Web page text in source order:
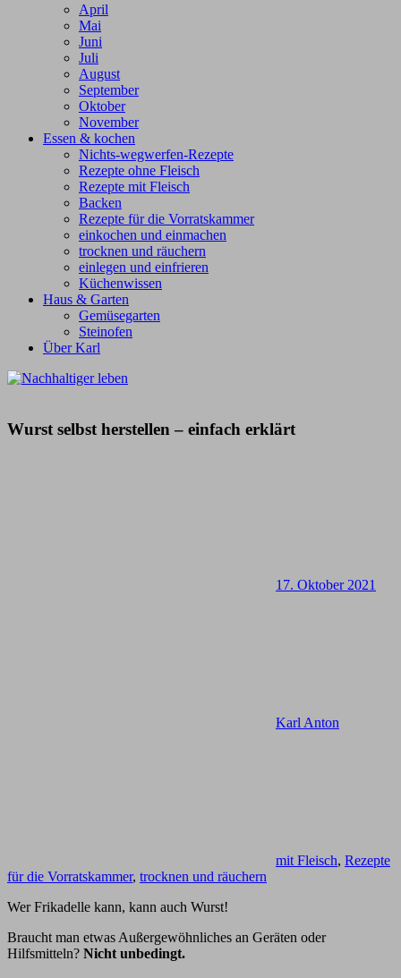
April
Mai
Juni
Juli
August
September
Oktober
November
Essen & kochen
Nichts-wegwerfen-Rezepte
Rezepte ohne Fleisch
Rezepte mit Fleisch
Backen
Rezepte für die Vorratskammer
einkochen und einmachen
trocknen und räuchern
einlegen und einfrieren
Küchenwissen
Haus & Garten
Gemüsegarten
Steinofen
Über Karl
Wurst selbst herstellen – einfach erklärt
17. Oktober 2021
Karl Anton
mit Fleisch, Rezepte
für die Vorratskammer, trocknen und räuchern
Wer Frikadelle kann, kann auch Wurst!
Braucht man etwas Außergewöhnliches an Geräten oder
Hilfsmitteln? Nicht unbedingt.